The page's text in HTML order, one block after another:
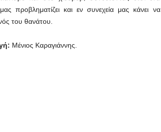
προβληματίζει και εν συνεχεία μας κάνει να
του θανάτου.
: Μένιος Καραγιάννης.